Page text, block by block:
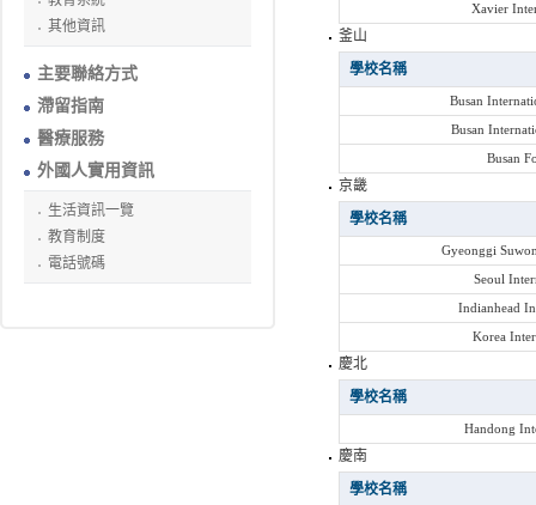
其他資訊
主要聯絡方式
滯留指南
醫療服務
外國人實用資訊
生活資訊一覽
教育制度
電話號碼
Xavier
釜山
學校名稱
Busan
Busan
Busan
京畿
學校名稱
Gyeonggi
Seoul
Indianhead
Korea
慶北
學校名稱
Handong
慶南
學校名稱